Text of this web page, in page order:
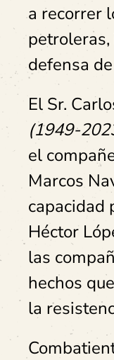
a recorrer
defensa
El Sr.
(1949-
el
Marcos
capacidad
Héctor
las
hechos
la